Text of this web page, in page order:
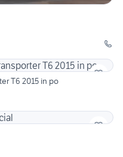
T6 2015 in po